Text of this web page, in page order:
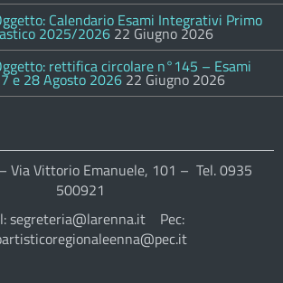
Calendario Esami Integrativi Primo
2025/2026 22 Giugno 2026
rettifica circolare n°145 – Esami
e 28 Agosto 2026 22 Giugno 2026
Via Vittorio Emanuele, 101 – Tel. 0935
500921
segreteria@larenna.it Pec: